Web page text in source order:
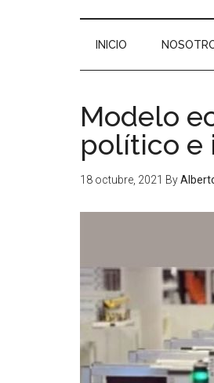
INICIO
Modelo
político e
18 octubre, 2021 By